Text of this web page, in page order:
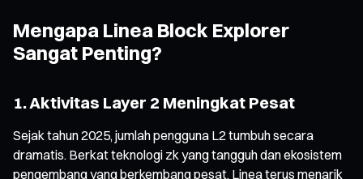
Mengapa Linea Block Explorer
Sangat Penting?
1. Aktivitas Layer 2 Meningkat Pesat
Sejak tahun 2025, jumlah pengguna L2 tumbuh secara
dramatis. Berkat teknologi zk yang tangguh dan ekosistem
pengembang yang berkembang pesat, Linea terus menarik